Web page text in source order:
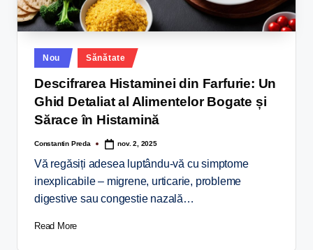
Nou Sănătate
Descifrarea Histaminei din Farfurie: Un
Ghid Detaliat al Alimentelor Bogate și
Sărace în Histamină
Constantin Preda nov. 2, 2025
Vă regăsiți adesea luptându-vă cu simptome
inexplicabile – migrene, urticarie, probleme
digestive sau congestie nazală…
Read More